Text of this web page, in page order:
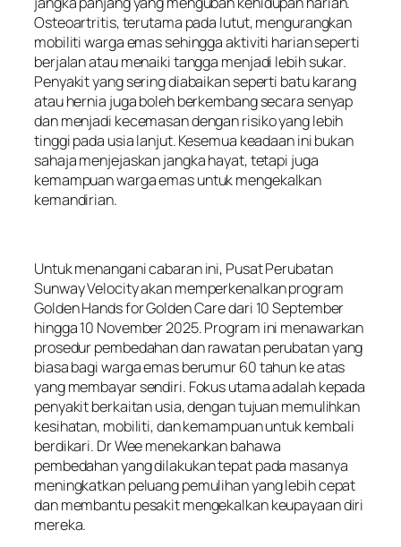
Osteoartritis, terutama pada lutut, mengurangkan
mobiliti warga emas sehingga aktiviti harian seperti
berjalan atau menaiki tangga menjadi lebih sukar.
Penyakit yang sering diabaikan seperti batu karang
atau hernia juga boleh berkembang secara senyap
dan menjadi kecemasan dengan risiko yang lebih
tinggi pada usia lanjut. Kesemua keadaan ini bukan
sahaja menjejaskan jangka hayat, tetapi juga
kemampuan warga emas untuk mengekalkan
kemandirian.
Untuk menangani cabaran ini, Pusat Perubatan
Sunway Velocity akan memperkenalkan program
Golden Hands for Golden Care dari 10 September
hingga 10 November 2025. Program ini menawarkan
prosedur pembedahan dan rawatan perubatan yang
biasa bagi warga emas berumur 60 tahun ke atas
yang membayar sendiri. Fokus utama adalah kepada
penyakit berkaitan usia, dengan tujuan memulihkan
kesihatan, mobiliti, dan kemampuan untuk kembali
berdikari. Dr Wee menekankan bahawa
pembedahan yang dilakukan tepat pada masanya
meningkatkan peluang pemulihan yang lebih cepat
dan membantu pesakit mengekalkan keupayaan diri
mereka.